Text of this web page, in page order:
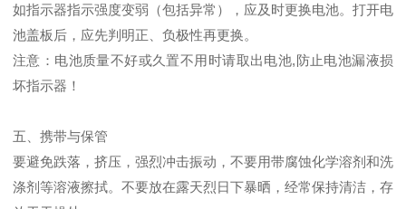
如指示器指示强度变弱（包括异常），应及时更换电池。打开电
池盖板后，应先判明正、负极性再更换。
注意：电池质量不好或久置不用时请取出电池,防止电池漏液损
坏指示器！
五、携带与保管
要避免跌落，挤压，强烈冲击振动，不要用带腐蚀化学溶剂和洗
涤剂等溶液擦拭。不要放在露天烈日下暴晒，经常保持清洁，存